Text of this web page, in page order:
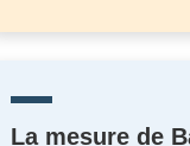
La mesure de